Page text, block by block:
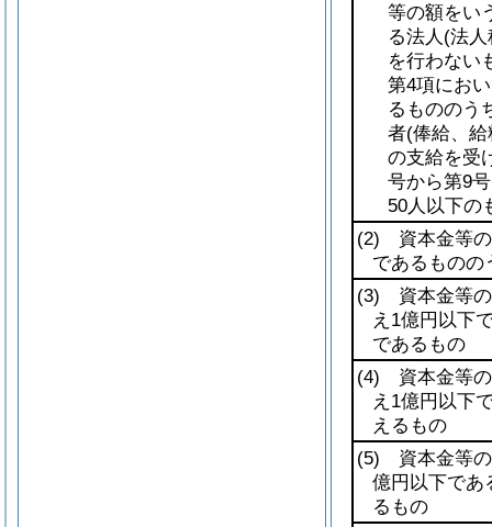
等の額をい
る法人 (法
を行わない
第4項にお
るもののう
者(俸給、
の支給を受
号から第9
50人以下の
(2) 資本金等の
であるものの
(3) 資本金等の
え1億円以下
であるもの
(4) 資本金等の
え1億円以下
えるもの
(5) 資本金等の
億円以下であ
るもの